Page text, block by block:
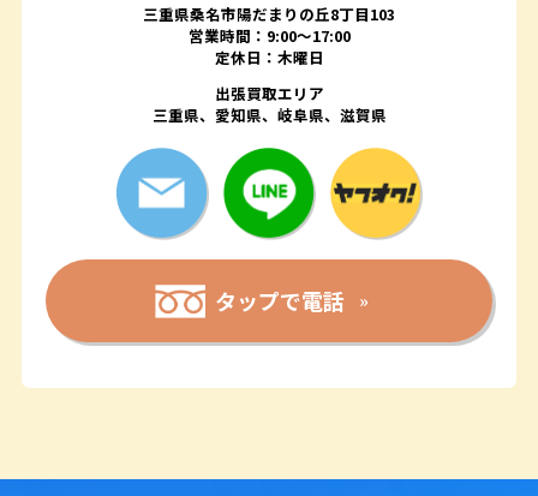
三重県桑名市陽だまりの丘8丁目103
営業時間：9:00〜17:00
定休日：木曜日
出張買取エリア
三重県、愛知県、岐阜県、滋賀県
タップで電話